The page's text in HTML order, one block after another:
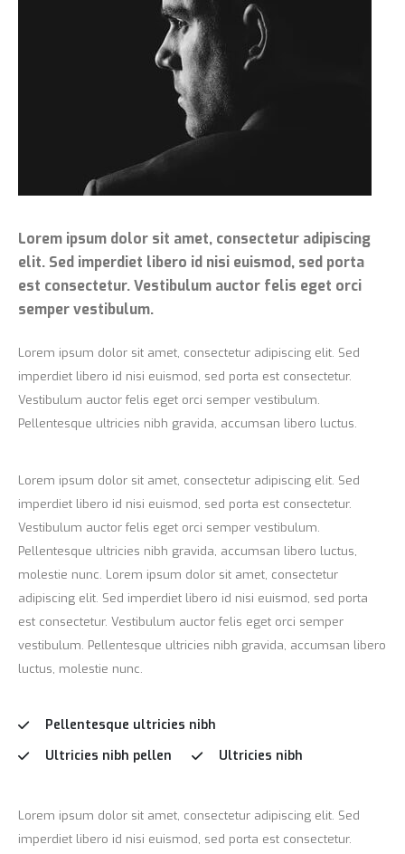
Lorem ipsum dolor sit amet, consectetur adipiscing
elit. Sed imperdiet libero id nisi euismod, sed porta
est consectetur. Vestibulum auctor felis eget orci
semper vestibulum.
Lorem ipsum dolor sit amet, consectetur adipiscing elit. Sed
imperdiet libero id nisi euismod, sed porta est consectetur.
Vestibulum auctor felis eget orci semper vestibulum.
Pellentesque ultricies nibh gravida, accumsan libero luctus.
Lorem ipsum dolor sit amet, consectetur adipiscing elit. Sed
imperdiet libero id nisi euismod, sed porta est consectetur.
Vestibulum auctor felis eget orci semper vestibulum.
Pellentesque ultricies nibh gravida, accumsan libero luctus,
molestie nunc. Lorem ipsum dolor sit amet, consectetur
adipiscing elit. Sed imperdiet libero id nisi euismod, sed porta
est consectetur. Vestibulum auctor felis eget orci semper
vestibulum. Pellentesque ultricies nibh gravida, accumsan libero
luctus, molestie nunc.
Pellentesque ultricies nibh
Ultricies nibh pellen
Ultricies nibh
Lorem ipsum dolor sit amet, consectetur adipiscing elit. Sed
imperdiet libero id nisi euismod, sed porta est consectetur.